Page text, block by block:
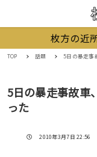
枚方の近
TOP 話題 5日の暴走事
5日の暴走事故車
った
投稿日
2010年3月7日 22:56